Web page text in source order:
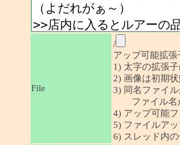
File
/
アップ可能拡張
1) 太字の拡張
2) 画像は初期
3) 同名ファイ
ファイル名が
4) アップ可能
5) ファイルア
6) スレッド内